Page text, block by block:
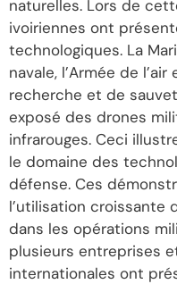
naturelles. Lors de
ivoiriennes ont
technologiques. La
navale, l’Armée de
recherche et de
exposé des drones
infrarouges. Ceci
le domaine des
défense. Ces
l’utilisation croissante
dans les opérations
plusieurs entreprises
internationales ont